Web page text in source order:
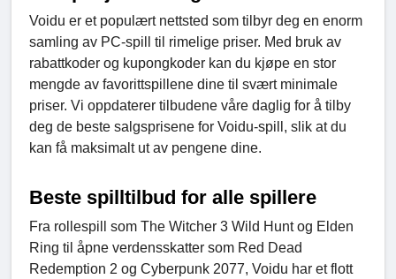
Voidu er et populært nettsted som tilbyr deg en enorm
samling av PC-spill til rimelige priser. Med bruk av
rabattkoder og kupongkoder kan du kjøpe en stor
mengde av favorittspillene dine til svært minimale
priser. Vi oppdaterer tilbudene våre daglig for å tilby
deg de beste salgsprisene for Voidu-spill, slik at du
kan få maksimalt ut av pengene dine.
Beste spilltilbud for alle spillere
Fra rollespill som The Witcher 3 Wild Hunt og Elden
Ring til åpne verdensskatter som Red Dead
Redemption 2 og Cyberpunk 2077, Voidu har et flott